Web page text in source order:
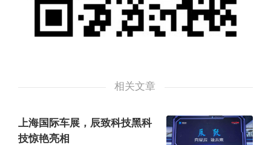
险杠、灯具、轮胎、润滑油等配件产品悉数亮
相。
相关文章
上海国际车展，辰致科技黑科
技惊艳亮相